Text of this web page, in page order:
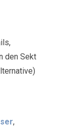
den Sekt
,